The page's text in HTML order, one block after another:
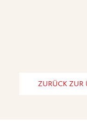
ZURÜCK ZUR